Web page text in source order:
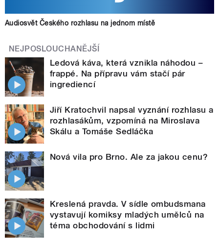
Audiosvět Českého rozhlasu na jednom místě
NEJPOSLOUCHANĚJŠÍ
Ledová káva, která vznikla náhodou –
frappé. Na přípravu vám stačí pár
ingrediencí
Jiří Kratochvil napsal vyznání rozhlasu a
rozhlasákům, vzpomíná na Miroslava
Skálu a Tomáše Sedláčka
Nová vila pro Brno. Ale za jakou cenu?
Kreslená pravda. V sídle ombudsmana
vystavují komiksy mladých umělců na
téma obchodování s lidmi